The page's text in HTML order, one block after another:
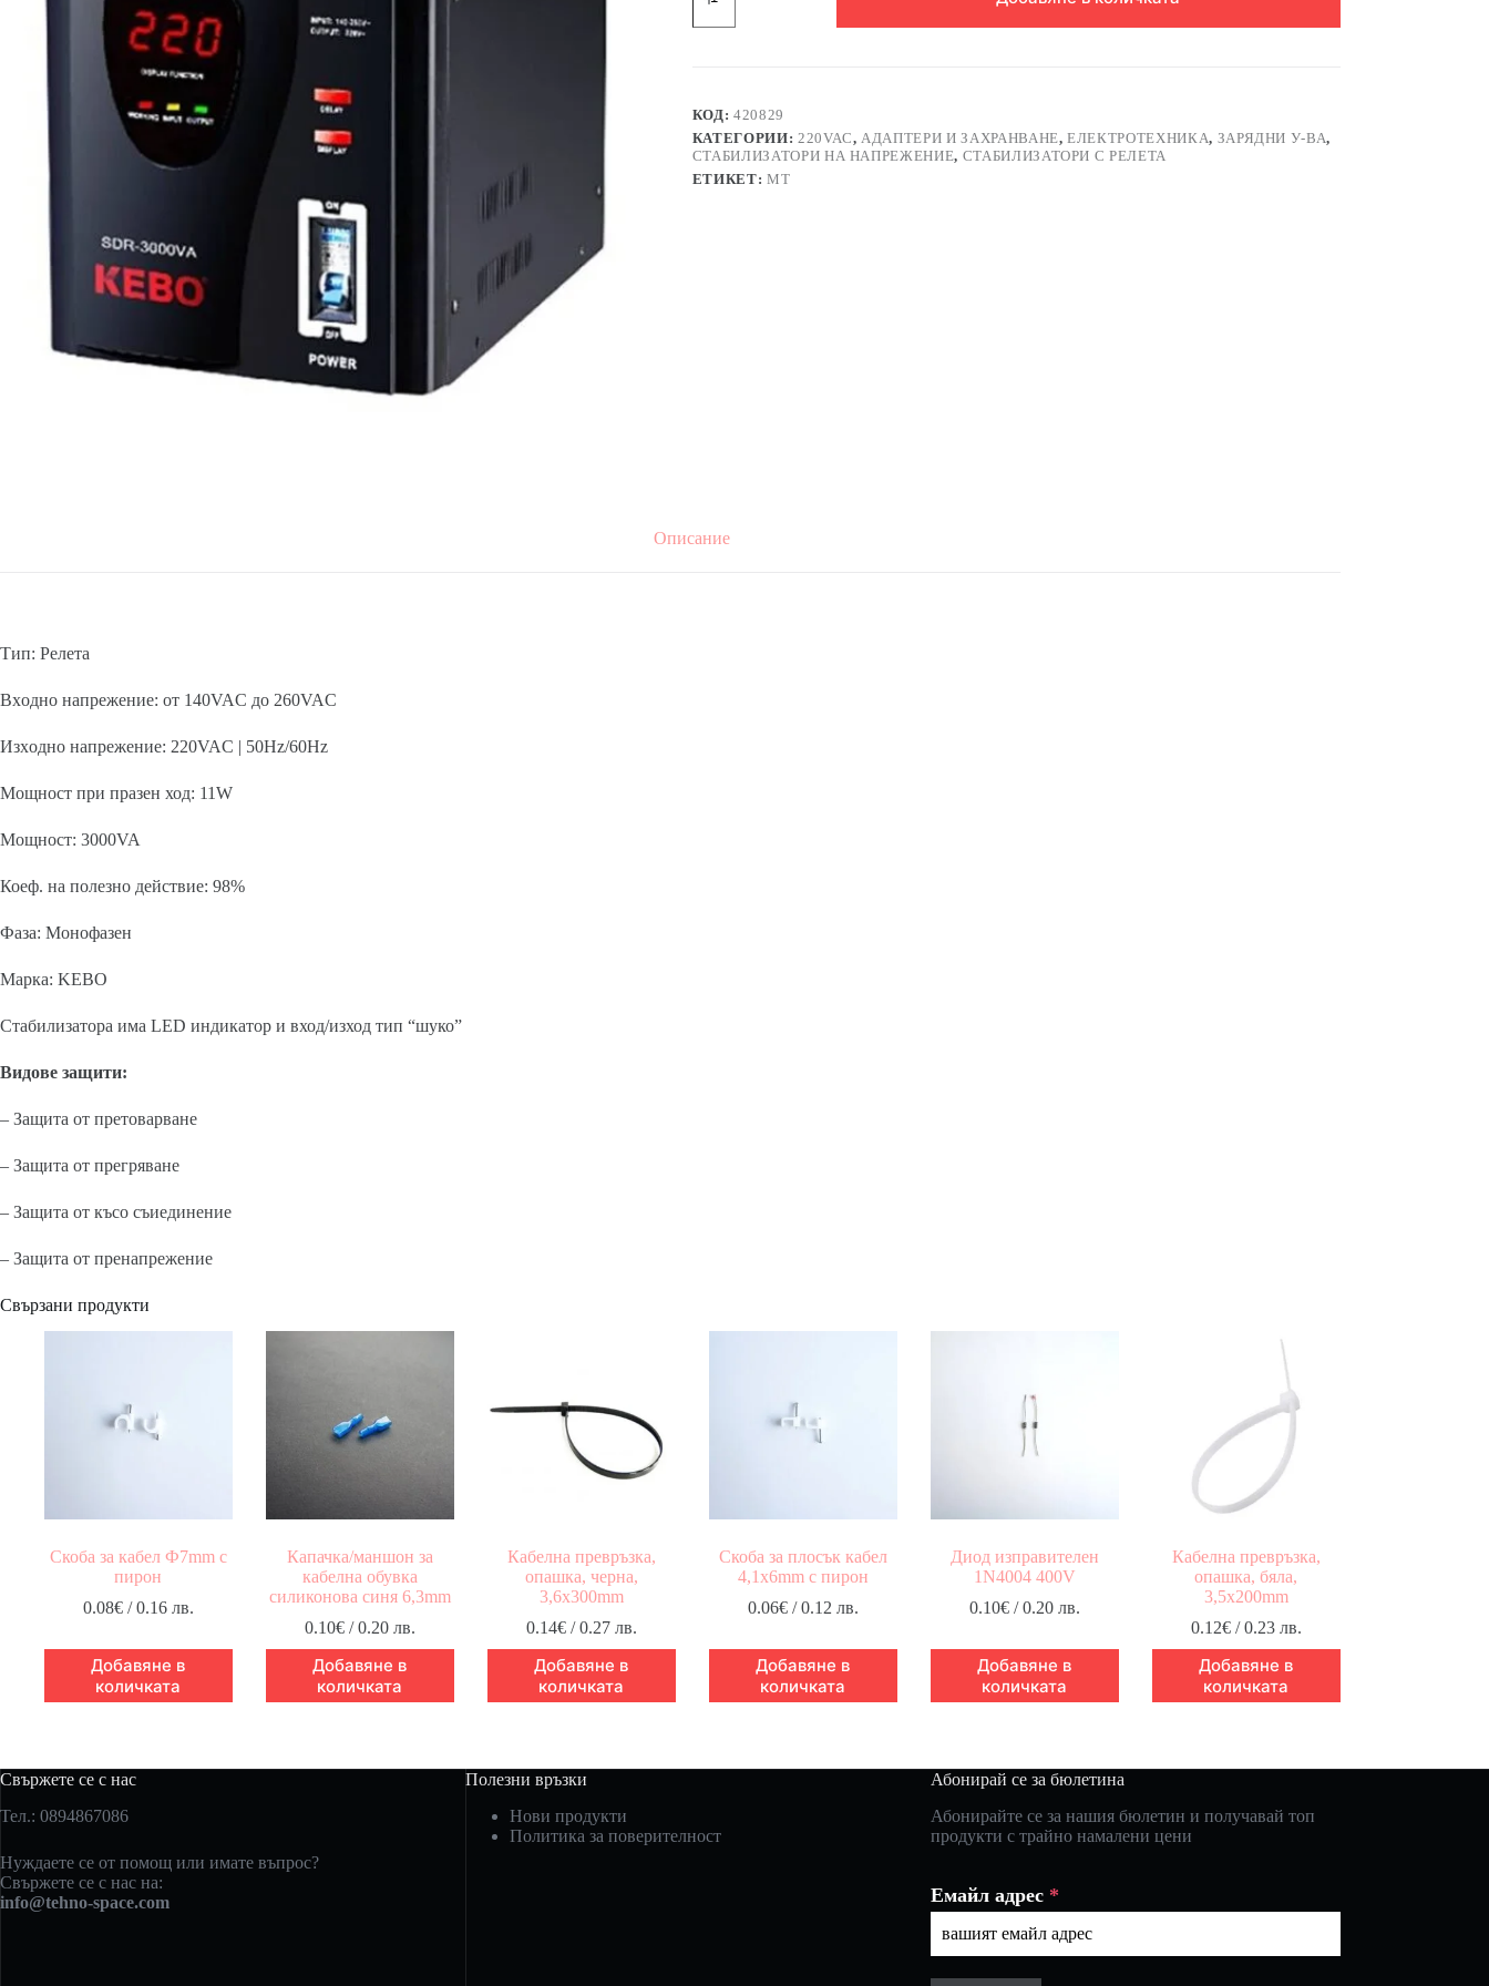
на
SDR-
3000
140VAC/260VAC
220VAC
3000VA
КОД:420829
КАТЕГОРИИ: 220VAC,АДАПТЕРИ И ЗАХРАНВАНЕ,ЕЛЕКТРОТЕХНИКА, ЗАРЯДНИ У-ВА,
СТАБИЛИЗАТОРИ НА НАПРЕЖЕНИЕ, СТАБИЛИЗАТОРИ С РЕЛЕТА
ЕТИКЕТ: MT
Описание
Тип: Релета
Вxодно напрежение: от 140VAC до 260VAC
Изxодно напрежение: 220VAC | 50Hz/60Hz
Мощност при празен ход: 11W
Мощност: 3000VA
Коеф. на полезно действие: 98%
Фаза: Монофазен
Марка: KEBO
Стабилизатора има LED индикатор и вход/изход тип “шуко”
Видове защити:
– Защита от претоварване
– Защита от прегряване
– Защита от късо съиединение
– Защита от пренапрежение
Свързани продукти
Скоба за кабел Ф7mm с
пирон
0.08€/ 0.16 лв.
Добавяне в
количката
Капачка/маншон за
кабелна обувка
силиконова синя 6,3mm
0.10€/ 0.20 лв.
Добавяне в
количката
Кабелна превръзка,
опашка, черна,
3,6x300mm
0.14€/ 0.27 лв.
Добавяне в
количката
Скоба за плосък кабел
4,1x6mm с пирон
0.06€/ 0.12 лв.
Добавяне в
количката
Диод изправителен
1N4004 400V
0.10€/ 0.20 лв.
Добавяне в
количката
Кабелна превръзка,
опашка, бяла,
3,5x200mm
0.12€/ 0.23 лв.
Добавяне в
количката
Свържете се с нас
Тел.: 0894867086
Нуждаете се от помощ или имате въпрос?
Свържете се с нас на:
info@tehno-space.com
Полезни връзки
Нови продукти
Политика за поверителност
Абонирай се за бюлетина
Абонирайте се за нашия бюлетин и получавай топ
продукти с трайно намалени цени
Емайл адрес *